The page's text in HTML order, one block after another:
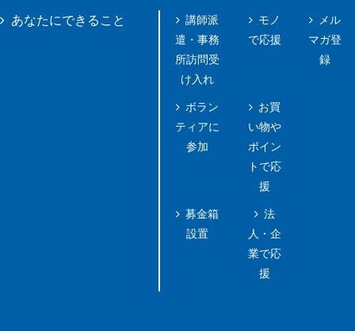
あなたにできること
講師派
遣・事務
所訪問受
け入れ
ボラン
ティアに
参加
募金箱
設置
モノ
で応援
お買
い物や
ポイン
トで応
援
法
人・企
業で応
援
メル
マガ登
録